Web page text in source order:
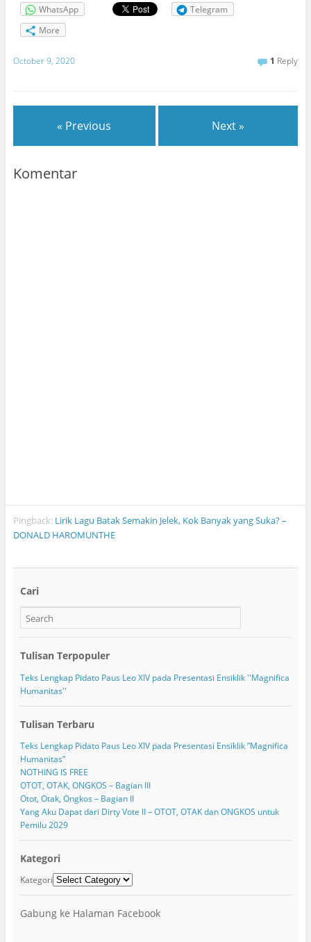
WhatsApp
Telegram
More
October 9, 2020 1 Reply
« Previous Next »
Komentar
Pingback: Lirik Lagu Batak Semakin Jelek, Kok Banyak yang Suka? –
DONALD HAROMUNTHE
Cari
Tulisan Terpopuler
Teks Lengkap Pidato Paus Leo XIV pada Presentasi Ensiklik ''Magnifica
Humanitas''
Tulisan Terbaru
Teks Lengkap Pidato Paus Leo XIV pada Presentasi Ensiklik ”Magnifica
Humanitas”
NOTHING IS FREE
OTOT, OTAK, ONGKOS – Bagian III
Otot, Otak, Ongkos – Bagian II
Yang Aku Dapat dari Dirty Vote II – OTOT, OTAK dan ONGKOS untuk
Pemilu 2029
Kategori
Kategori
Gabung ke Halaman Facebook